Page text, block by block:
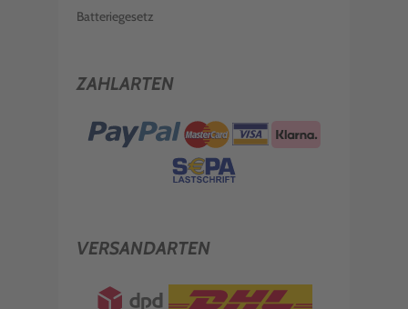
Batteriegesetz
ZAHLARTEN
VERSANDARTEN